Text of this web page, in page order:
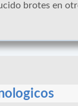
brotes en